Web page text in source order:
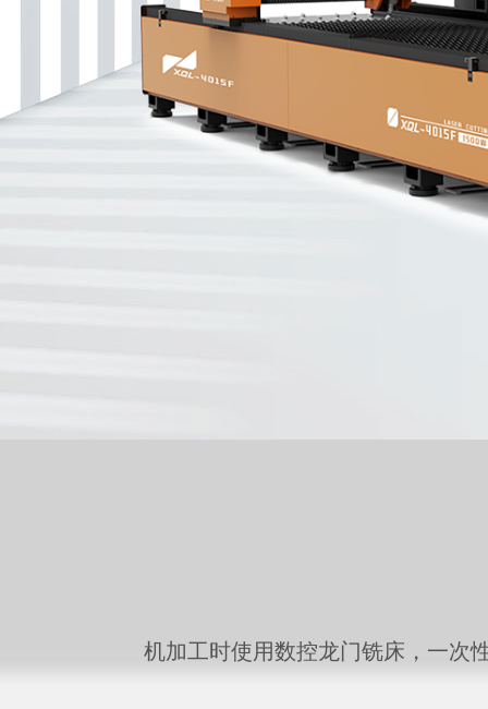
机加工时使用数控龙门铣床，一次